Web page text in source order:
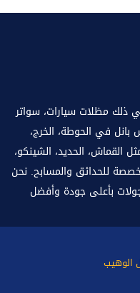
ذلك مظلات سيارات، سواتر
في الحوطة، الخرج،
القماش، الحديد، الشينكو،
للحدائق والمسابح. نحن
بأعلى جودة وأفضل
الوهيب